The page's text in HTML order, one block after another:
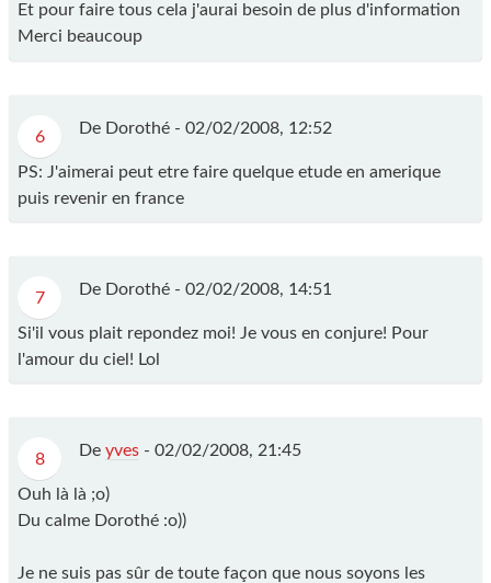
Et pour faire tous cela j'aurai besoin de plus d'information
Merci beaucoup
6 De Dorothé - 02/02/2008, 12:52
PS: J'aimerai peut etre faire quelque etude en amerique
puis revenir en france
7 De Dorothé - 02/02/2008, 14:51
Si'il vous plait repondez moi! Je vous en conjure! Pour
l'amour du ciel! Lol
8 De yves - 02/02/2008, 21:45
Ouh là là ;o)
Du calme Dorothé :o))
Je ne suis pas sûr de toute façon que nous soyons les